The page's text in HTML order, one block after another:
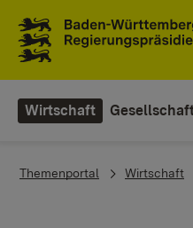
Wirtschaft
You are here:
Themenportal Wirtschaft